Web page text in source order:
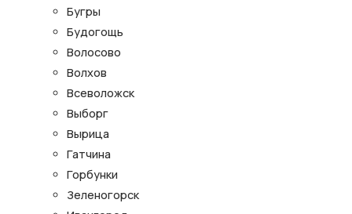
Бугры
Будогощь
Волосово
Волхов
Всеволожск
Выборг
Вырица
Гатчина
Горбунки
Зеленогорск